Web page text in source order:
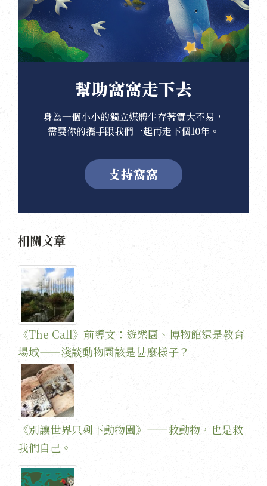
幫助窩窩走下去
身為一個小小的獨立媒體生存著實大不易，
需要你的攜手跟我們一起再走下個10年。
支持窩窩
相關文章
《The Call》前導文：遊樂園、博物館還是教育
場域——淺談動物園該是甚麼樣子？
《別讓世界只剩下動物園》——救動物，也是救
我們自己。